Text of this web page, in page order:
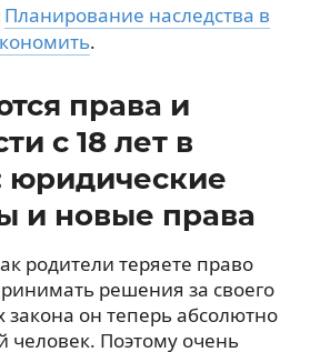
Планирование наследства в
.
права и
с 18 лет в
юридические
и новые права
родители теряете право
решения за своего
закона он теперь абсолютно
человек. Поэтому очень